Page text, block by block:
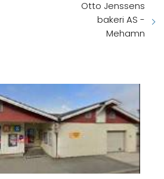
Otto Jenssens
bakeri AS -
Mehamn